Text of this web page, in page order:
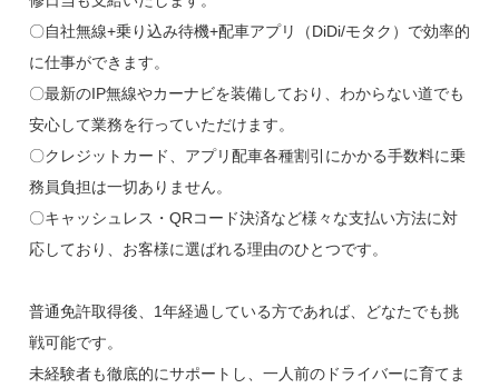
〇自社無線+乗り込み待機+配車アプリ（DiDi/モタク）で効率的
に仕事ができます。
〇最新のIP無線やカーナビを装備しており、わからない道でも
安心して業務を行っていただけます。
〇クレジットカード、アプリ配車各種割引にかかる手数料に乗
務員負担は一切ありません。
〇キャッシュレス・QRコード決済など様々な支払い方法に対
応しており、お客様に選ばれる理由のひとつです。
普通免許取得後、1年経過している方であれば、どなたでも挑
戦可能です。
未経験者も徹底的にサポートし、一人前のドライバーに育てま